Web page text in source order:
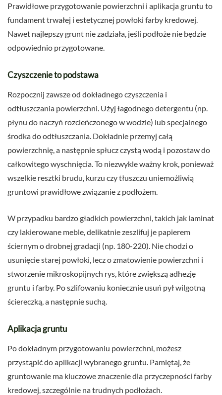
Prawidłowe przygotowanie powierzchni i aplikacja gruntu to
fundament trwałej i estetycznej powłoki farby kredowej.
Nawet najlepszy grunt nie zadziała, jeśli podłoże nie będzie
odpowiednio przygotowane.
Czyszczenie to podstawa
Rozpocznij zawsze od dokładnego czyszczenia i
odtłuszczania powierzchni. Użyj łagodnego detergentu (np.
płynu do naczyń rozcieńczonego w wodzie) lub specjalnego
środka do odtłuszczania. Dokładnie przemyj całą
powierzchnię, a następnie spłucz czystą wodą i pozostaw do
całkowitego wyschnięcia. To niezwykle ważny krok, ponieważ
wszelkie resztki brudu, kurzu czy tłuszczu uniemożliwią
gruntowi prawidłowe związanie z podłożem.
W przypadku bardzo gładkich powierzchni, takich jak laminat
czy lakierowane meble, delikatnie zeszlifuj je papierem
ściernym o drobnej gradacji (np. 180-220). Nie chodzi o
usunięcie starej powłoki, lecz o zmatowienie powierzchni i
stworzenie mikroskopijnych rys, które zwiększą adhezję
gruntu i farby. Po szlifowaniu koniecznie usuń pył wilgotną
ściereczką, a następnie suchą.
Aplikacja gruntu
Po dokładnym przygotowaniu powierzchni, możesz
przystąpić do aplikacji wybranego gruntu. Pamiętaj, że
gruntowanie ma kluczowe znaczenie dla przyczepności farby
kredowej, szczególnie na trudnych podłożach.